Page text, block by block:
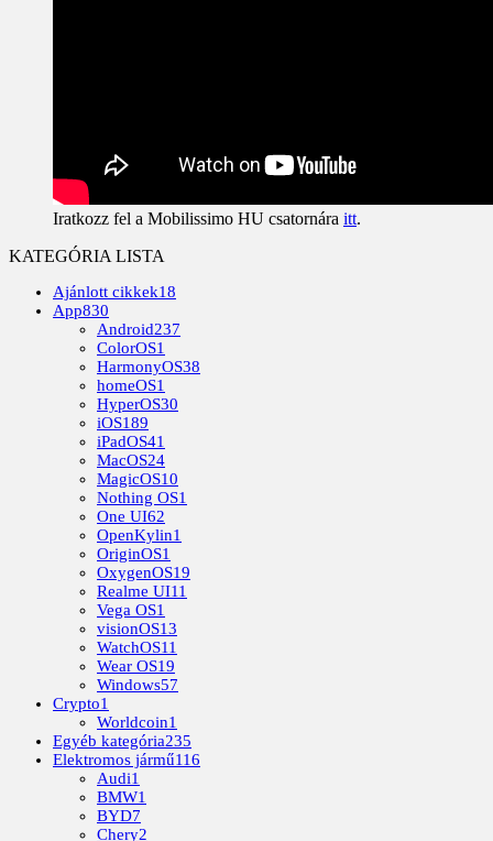
Iratkozz fel a Mobilissimo HU csatornára itt.
KATEGÓRIA LISTA
Ajánlott cikkek18
App830
Android237
ColorOS1
HarmonyOS38
homeOS1
HyperOS30
iOS189
iPadOS41
MacOS24
MagicOS10
Nothing OS1
One UI62
OpenKylin1
OriginOS1
OxygenOS19
Realme UI11
Vega OS1
visionOS13
WatchOS11
Wear OS19
Windows57
Crypto1
Worldcoin1
Egyéb kategória235
Elektromos jármű116
Audi1
BMW1
BYD7
Chery2